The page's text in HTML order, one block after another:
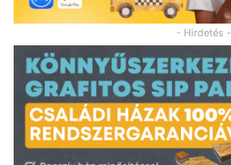
- Hirdetés -